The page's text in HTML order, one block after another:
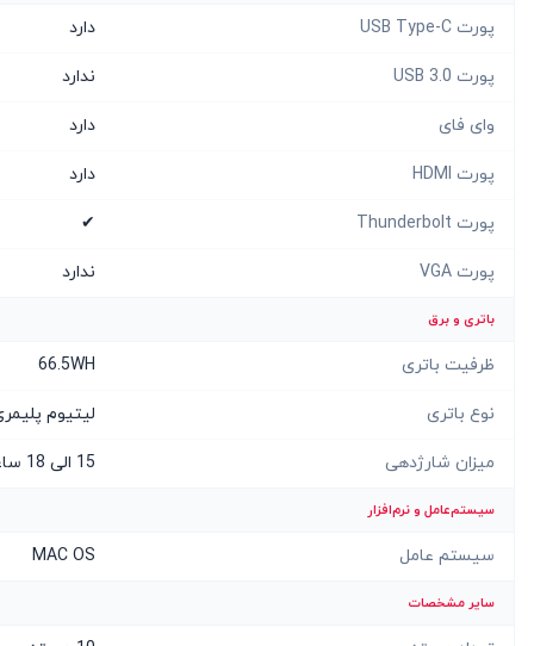
پورت USB Type-C دارد
پورت USB 3.0 ندارد
وای فای دارد
پورت HDMI دارد
پورت Thunderbolt ✔
پورت VGA ندارد
باتری و برق
ظرفیت باتری 66.5WH
نوع باتری لیتیوم
میزان شارژدهی 15 الی 18 ساعت
سیستم‌عامل و نرم‌افزار
سیستم عامل MAC OS
سایر مشخصات